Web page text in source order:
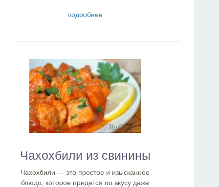
подробнее
Чахохбили из свинины
Чахохбили — это простое и изысканное
блюдо, которое придется по вкусу даже